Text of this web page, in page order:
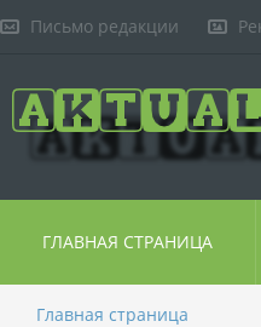
Письмо редакции
ГЛАВНАЯ СТРАНИЦА
Главная страница